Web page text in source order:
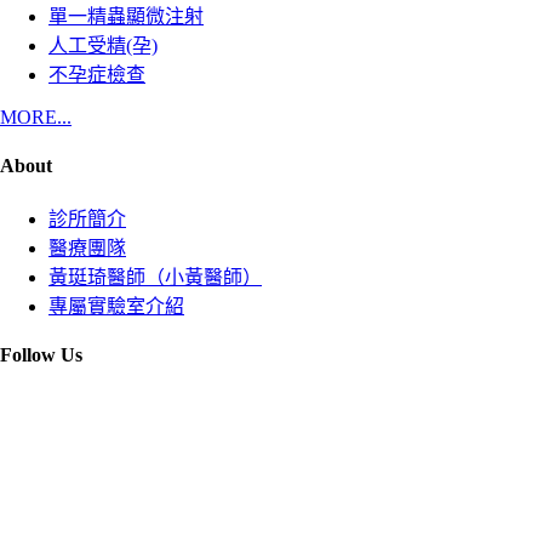
單一精蟲顯微注射
人工受精(孕)
不孕症檢查
MORE...
About
診所簡介
醫療團隊
黃珽琦醫師（小黃醫師）
專屬實驗室介紹
Follow Us